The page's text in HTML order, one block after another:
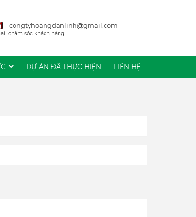
congtyhoangdanlinh@gmail.com
chăm sóc khách hàng
DỰ ÁN ĐÃ THỰC HIỆN LIÊN HỆ